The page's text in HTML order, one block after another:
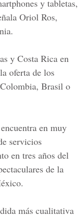
y tabletas,
Oriol Ros,
y Costa Rica en
oferta de los
Brasil o
en muy
servicios
en tres años del
de la
más cualitativa